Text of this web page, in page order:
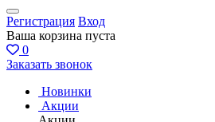
Регистрация Вход
Ваша корзина пуста
0
Заказать звонок
Новинки
Акции